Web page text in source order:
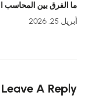
ما الفرق بين المحاسب
أبريل 25, 2026
Leave A Reply